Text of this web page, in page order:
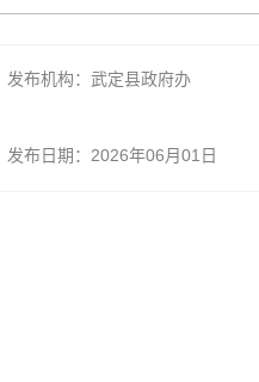
发布机构：武定县政府办
发布日期：2026年06月01日